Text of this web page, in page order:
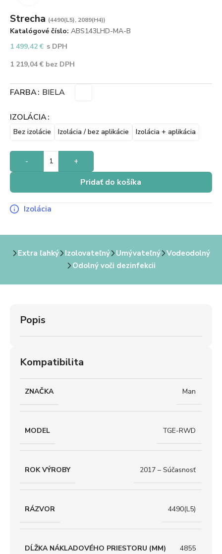
Strecha (4490(L5), 2089(H4))
Katalógové číslo: ABS143LHD-MA-B
1 499,42€ s DPH
1 219,04€ bez DPH
FARBA BIELA
IZOLÁCIA
Bez izolácie Izolácia / bez aplikácie Izolácia + aplikácia
- +
Pridať do košíka
Izolácia
Extra ľahký Izolovateľný Umývateľný
Vodeodolný
Odolný voči dezinfekcii
Popis
Kompatibilita
ZNAČKA Man
MODEL TGE-RWD
ROK VÝROBY 2017 – Súčasnosť
RÁZVOR 4490(L5)
DĹŽKA NÁKLADOVÉHO PRIESTORU (MM) 4855